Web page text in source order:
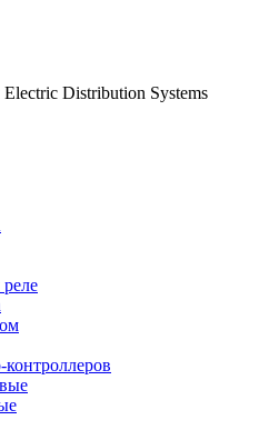
Distribution Systems